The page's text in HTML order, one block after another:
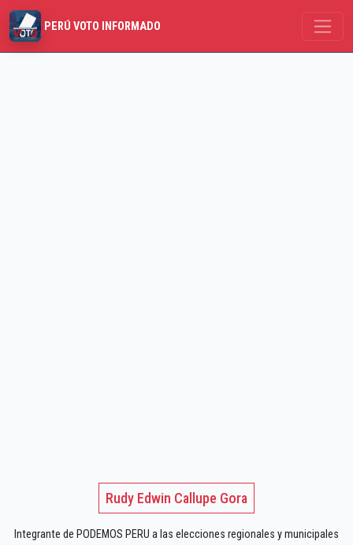
PERÚ VOTO INFORMADO
Rudy Edwin Callupe Gora
Integrante de PODEMOS PERU a las elecciones regionales y municipales